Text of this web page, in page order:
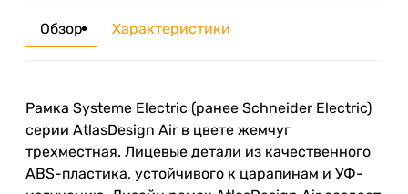
Обзор Характеристики
Рамка Systeme Electric (ранее Schneider Electric)
серии AtlasDesign Air в цвете жемчуг
трехместная. Лицевые детали из качественного
ABS-пластика, устойчивого к царапинам и УФ-